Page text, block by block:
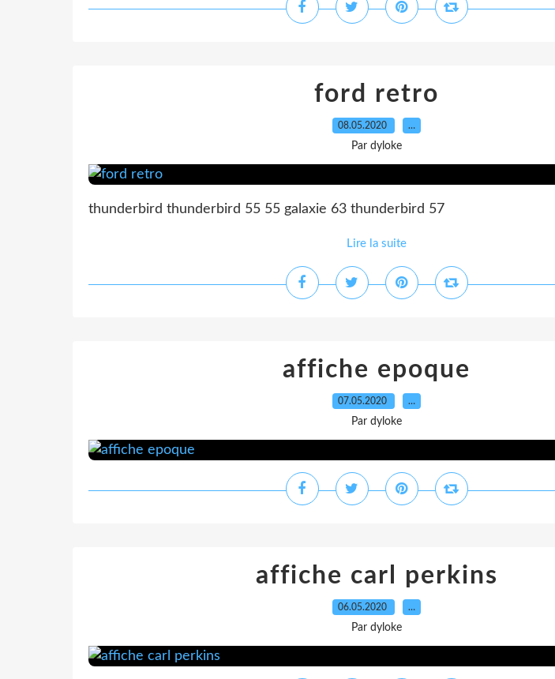
ford retro
08.05.2020 …
Par dyloke
thunderbird thunderbird 55 55 galaxie 63 thunderbird 57
Lire la suite
affiche epoque
07.05.2020 …
Par dyloke
affiche carl perkins
06.05.2020 …
Par dyloke